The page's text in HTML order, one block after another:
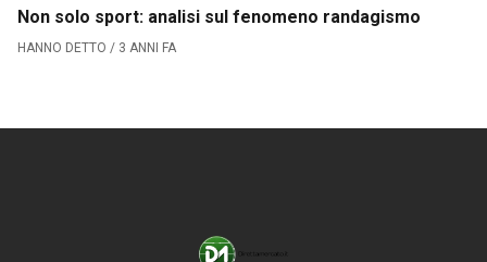
Non solo sport: analisi sul fenomeno randagismo
HANNO DETTO / 3 ANNI FA